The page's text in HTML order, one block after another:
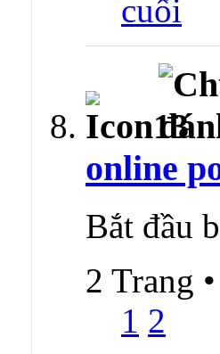
online
Bắt đầu
2 Trang •
1 2